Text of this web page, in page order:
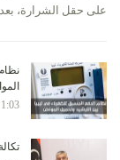
على حقل الشرارة،
1:03 | 8-08-2024